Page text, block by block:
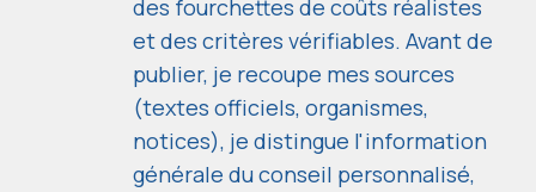
des fourchettes de coûts réalistes
et des critères vérifiables. Avant de
publier, je recoupe mes sources
(textes officiels, organismes,
notices), je distingue l'information
générale du conseil personnalisé,